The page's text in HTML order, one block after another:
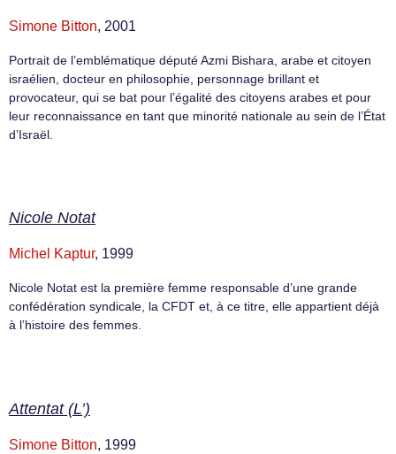
Simone Bitton, 2001
Portrait de l’emblématique député Azmi Bishara, arabe et citoyen
israélien, docteur en philosophie, personnage brillant et
provocateur, qui se bat pour l’égalité des citoyens arabes et pour
leur reconnaissance en tant que minorité nationale au sein de l’État
d’Israël.
Nicole Notat
Michel Kaptur, 1999
Nicole Notat est la première femme responsable d’une grande
confédération syndicale, la CFDT et, à ce titre, elle appartient déjà
à l’histoire des femmes.
Attentat (L’)
Simone Bitton, 1999